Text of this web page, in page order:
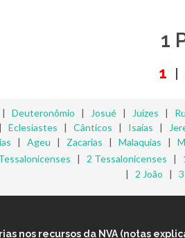
1
1
| Deuteronômio | Josué| Juízes |
Eclesiastes | Cânticos | Isaías |
| Ageu | Zacarias | Malaquias |
| 2 Tessalonicenses |
| 2 João |
nos recursos da NVA (notas